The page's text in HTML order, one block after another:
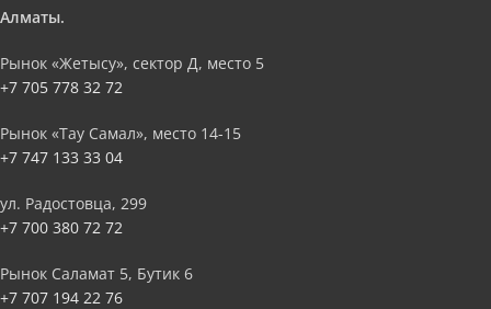
Алматы.
Рынок «Жетысу», сектор Д, место 5
+7 705 778 32 72
Рынок «Тау Самал», место 14-15
+7 747 133 33 04
ул. Радостовца, 299
+7 700 380 72 72
Рынок Саламат 5, Бутик 6
+7 707 194 22 76